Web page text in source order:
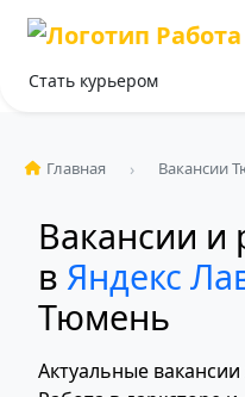
Стать курьером
Главная Вакансии
Вакансии и
в Яндекс
Тюмень
Актуальные